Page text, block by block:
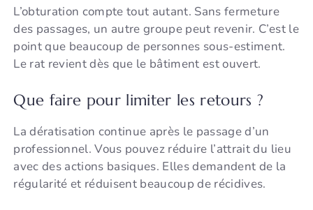
L’obturation compte tout autant. Sans fermeture
des passages, un autre groupe peut revenir. C’est le
point que beaucoup de personnes sous-estiment.
Le rat revient dès que le bâtiment est ouvert.
Que faire pour limiter les retours ?
La dératisation continue après le passage d’un
professionnel. Vous pouvez réduire l’attrait du lieu
avec des actions basiques. Elles demandent de la
régularité et réduisent beaucoup de récidives.